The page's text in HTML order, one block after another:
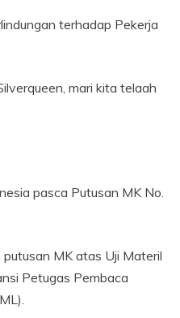
terhadap Pekerja
mari kita telaah
pasca Putusan MK No.
MK atas Uji Materil
Petugas Pembaca